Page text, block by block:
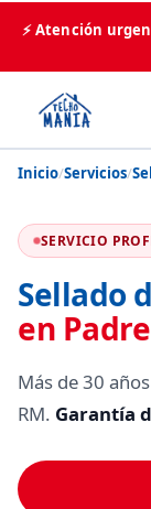
⚡ Atención
Inicio/Servicios/
SERVICIO
Sellado
en
Más de 30
RM. Garantía